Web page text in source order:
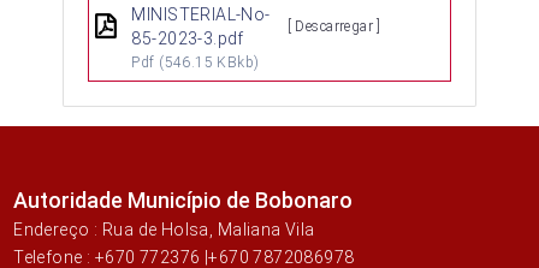
MINISTERIAL-No-
85-2023-3.pdf
Pdf (546.15 KBkb)
[ Descarregar ]
Autoridade Município de Bobonaro
Endereço : Rua de Holsa, Maliana Vila
Telefone : +670 772376 |+670 7872086978